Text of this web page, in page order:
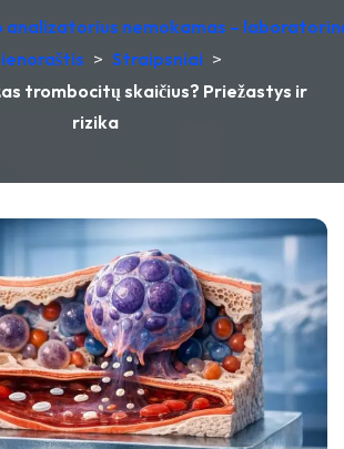
analizatorius nemokamas –
> Straipsniai >
trombocitų skaičius? Priežastys ir
rizika